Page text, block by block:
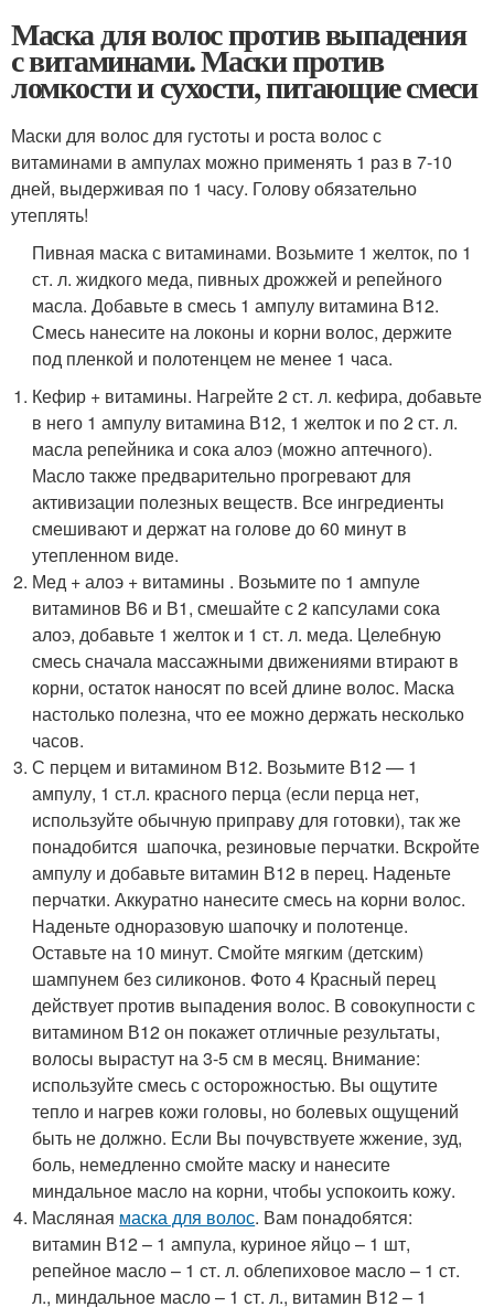
Маска для волос против выпадения
с витаминами. Маски против
ломкости и сухости, питающие смеси
Маски для волос для густоты и роста волос с
витаминами в ампулах можно применять 1 раз в 7-10
дней, выдерживая по 1 часу. Голову обязательно
утеплять!
Пивная маска с витаминами. Возьмите 1 желток, по 1
ст. л. жидкого меда, пивных дрожжей и репейного
масла. Добавьте в смесь 1 ампулу витамина В12.
Смесь нанесите на локоны и корни волос, держите
под пленкой и полотенцем не менее 1 часа.
Кефир + витамины. Нагрейте 2 ст. л. кефира, добавьте
в него 1 ампулу витамина В12, 1 желток и по 2 ст. л.
масла репейника и сока алоэ (можно аптечного).
Масло также предварительно прогревают для
активизации полезных веществ. Все ингредиенты
смешивают и держат на голове до 60 минут в
утепленном виде.
Мед + алоэ + витамины . Возьмите по 1 ампуле
витаминов В6 и В1, смешайте с 2 капсулами сока
алоэ, добавьте 1 желток и 1 ст. л. меда. Целебную
смесь сначала массажными движениями втирают в
корни, остаток наносят по всей длине волос. Маска
настолько полезна, что ее можно держать несколько
часов.
С перцем и витамином В12. Возьмите В12 — 1
ампулу, 1 ст.л. красного перца (если перца нет,
используйте обычную приправу для готовки), так же
понадобится шапочка, резиновые перчатки. Вскройте
ампулу и добавьте витамин В12 в перец. Наденьте
перчатки. Аккуратно нанесите смесь на корни волос.
Наденьте одноразовую шапочку и полотенце.
Оставьте на 10 минут. Смойте мягким (детским)
шампунем без силиконов. Фото 4 Красный перец
действует против выпадения волос. В совокупности с
витамином В12 он покажет отличные результаты,
волосы вырастут на 3-5 см в месяц. Внимание:
используйте смесь с осторожностью. Вы ощутите
тепло и нагрев кожи головы, но болевых ощущений
быть не должно. Если Вы почувствуете жжение, зуд,
боль, немедленно смойте маску и нанесите
миндальное масло на корни, чтобы успокоить кожу.
Масляная маска для волос. Вам понадобятся:
витамин В12 – 1 ампула, куриное яйцо – 1 шт,
репейное масло – 1 ст. л. облепиховое масло – 1 ст.
л., миндальное масло – 1 ст. л., витамин В12 – 1